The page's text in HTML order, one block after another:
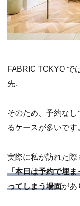
FABRIC TOKYO で
先。
そのため、予約な
るケースが多いです
実際に私が訪れた際
「本日は予約で埋ま
ってしまう場面があ